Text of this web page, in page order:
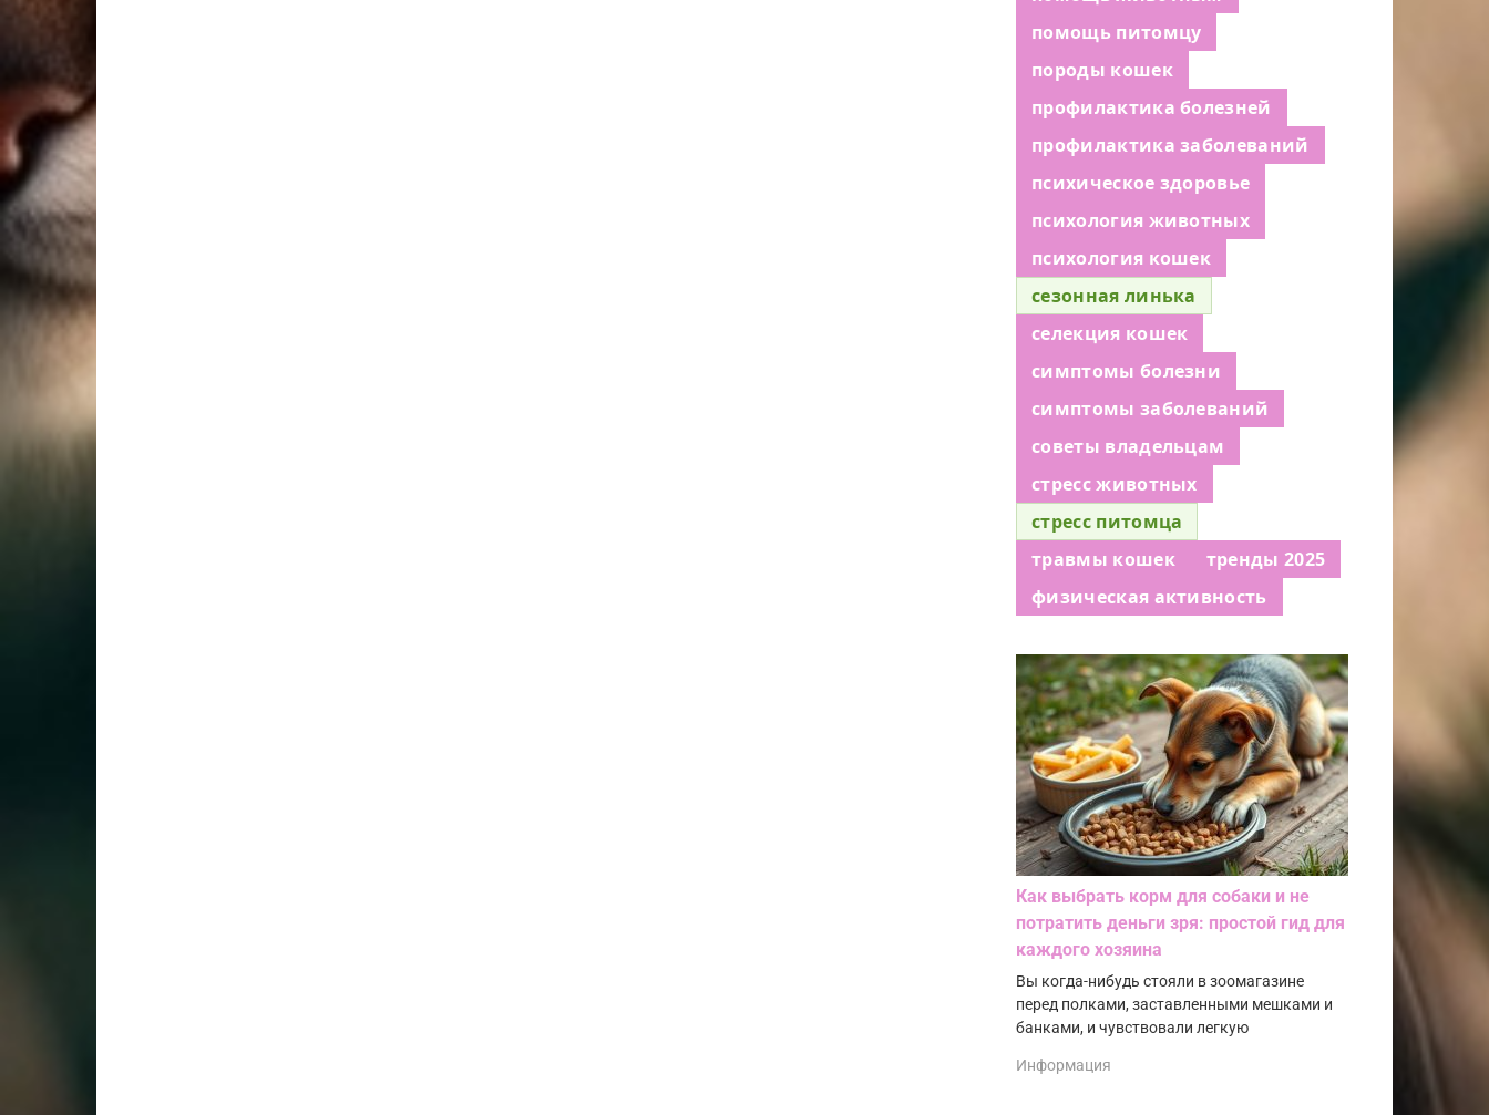
помощь питомцу
породы кошек
профилактика болезней
профилактика заболеваний
психическое здоровье
психология животных
психология кошек
сезонная линька
селекция кошек
симптомы болезни
симптомы заболеваний
советы владельцам
стресс животных
стресс питомца
травмы кошек
тренды 2025
физическая активность
Как выбрать корм для собаки и не
потратить деньги зря: простой гид для
каждого хозяина
Вы когда-нибудь стояли в зоомагазине
перед полками, заставленными мешками и
банками, и чувствовали легкую
Информация